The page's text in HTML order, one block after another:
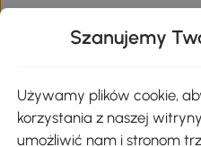
Pobierz aplikację
Szanujemy
Używamy plików cookie,
korzystania z naszej
umożliwić nam i stronom